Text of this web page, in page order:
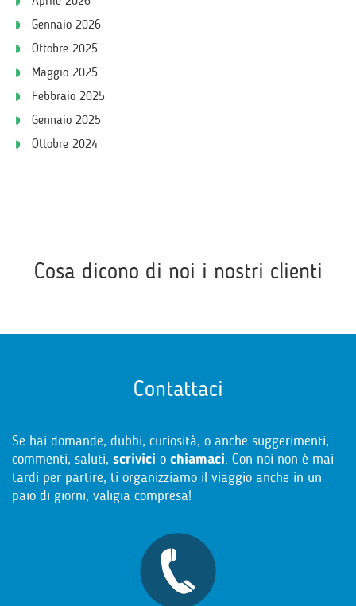
Gennaio 2026
Ottobre 2025
Maggio 2025
Febbraio 2025
Gennaio 2025
Ottobre 2024
Cosa dicono di noi i nostri clienti
Contattaci
Se hai domande, dubbi, curiosità, o anche suggerimenti,
commenti, saluti, scrivici o chiamaci. Con noi non è mai
tardi per partire, ti organizziamo il viaggio anche in un
paio di giorni, valigia compresa!